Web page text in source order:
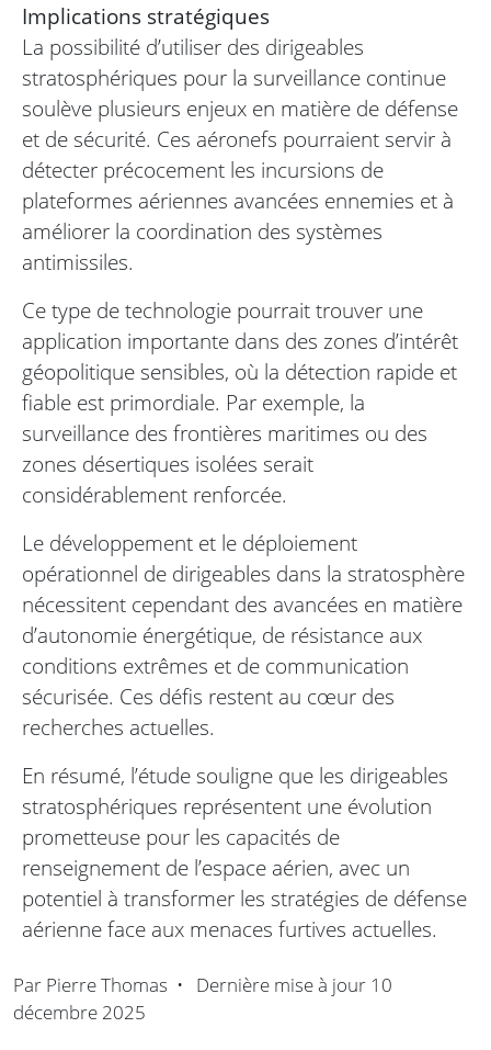
Implications stratégiques
La possibilité d’utiliser des dirigeables
stratosphériques pour la surveillance continue
soulève plusieurs enjeux en matière de défense
et de sécurité. Ces aéronefs pourraient servir à
détecter précocement les incursions de
plateformes aériennes avancées ennemies et à
améliorer la coordination des systèmes
antimissiles.
Ce type de technologie pourrait trouver une
application importante dans des zones d’intérêt
géopolitique sensibles, où la détection rapide et
fiable est primordiale. Par exemple, la
surveillance des frontières maritimes ou des
zones désertiques isolées serait
considérablement renforcée.
Le développement et le déploiement
opérationnel de dirigeables dans la stratosphère
nécessitent cependant des avancées en matière
d’autonomie énergétique, de résistance aux
conditions extrêmes et de communication
sécurisée. Ces défis restent au cœur des
recherches actuelles.
En résumé, l’étude souligne que les dirigeables
stratosphériques représentent une évolution
prometteuse pour les capacités de
renseignement de l’espace aérien, avec un
potentiel à transformer les stratégies de défense
aérienne face aux menaces furtives actuelles.
Par Pierre Thomas • Dernière mise à jour 10
décembre 2025